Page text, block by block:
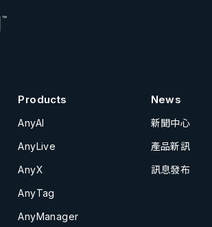
Products
AnyAI
AnyLive
AnyX
AnyTag
AnyManager
News
新聞中心
產品新訊
訊息發布